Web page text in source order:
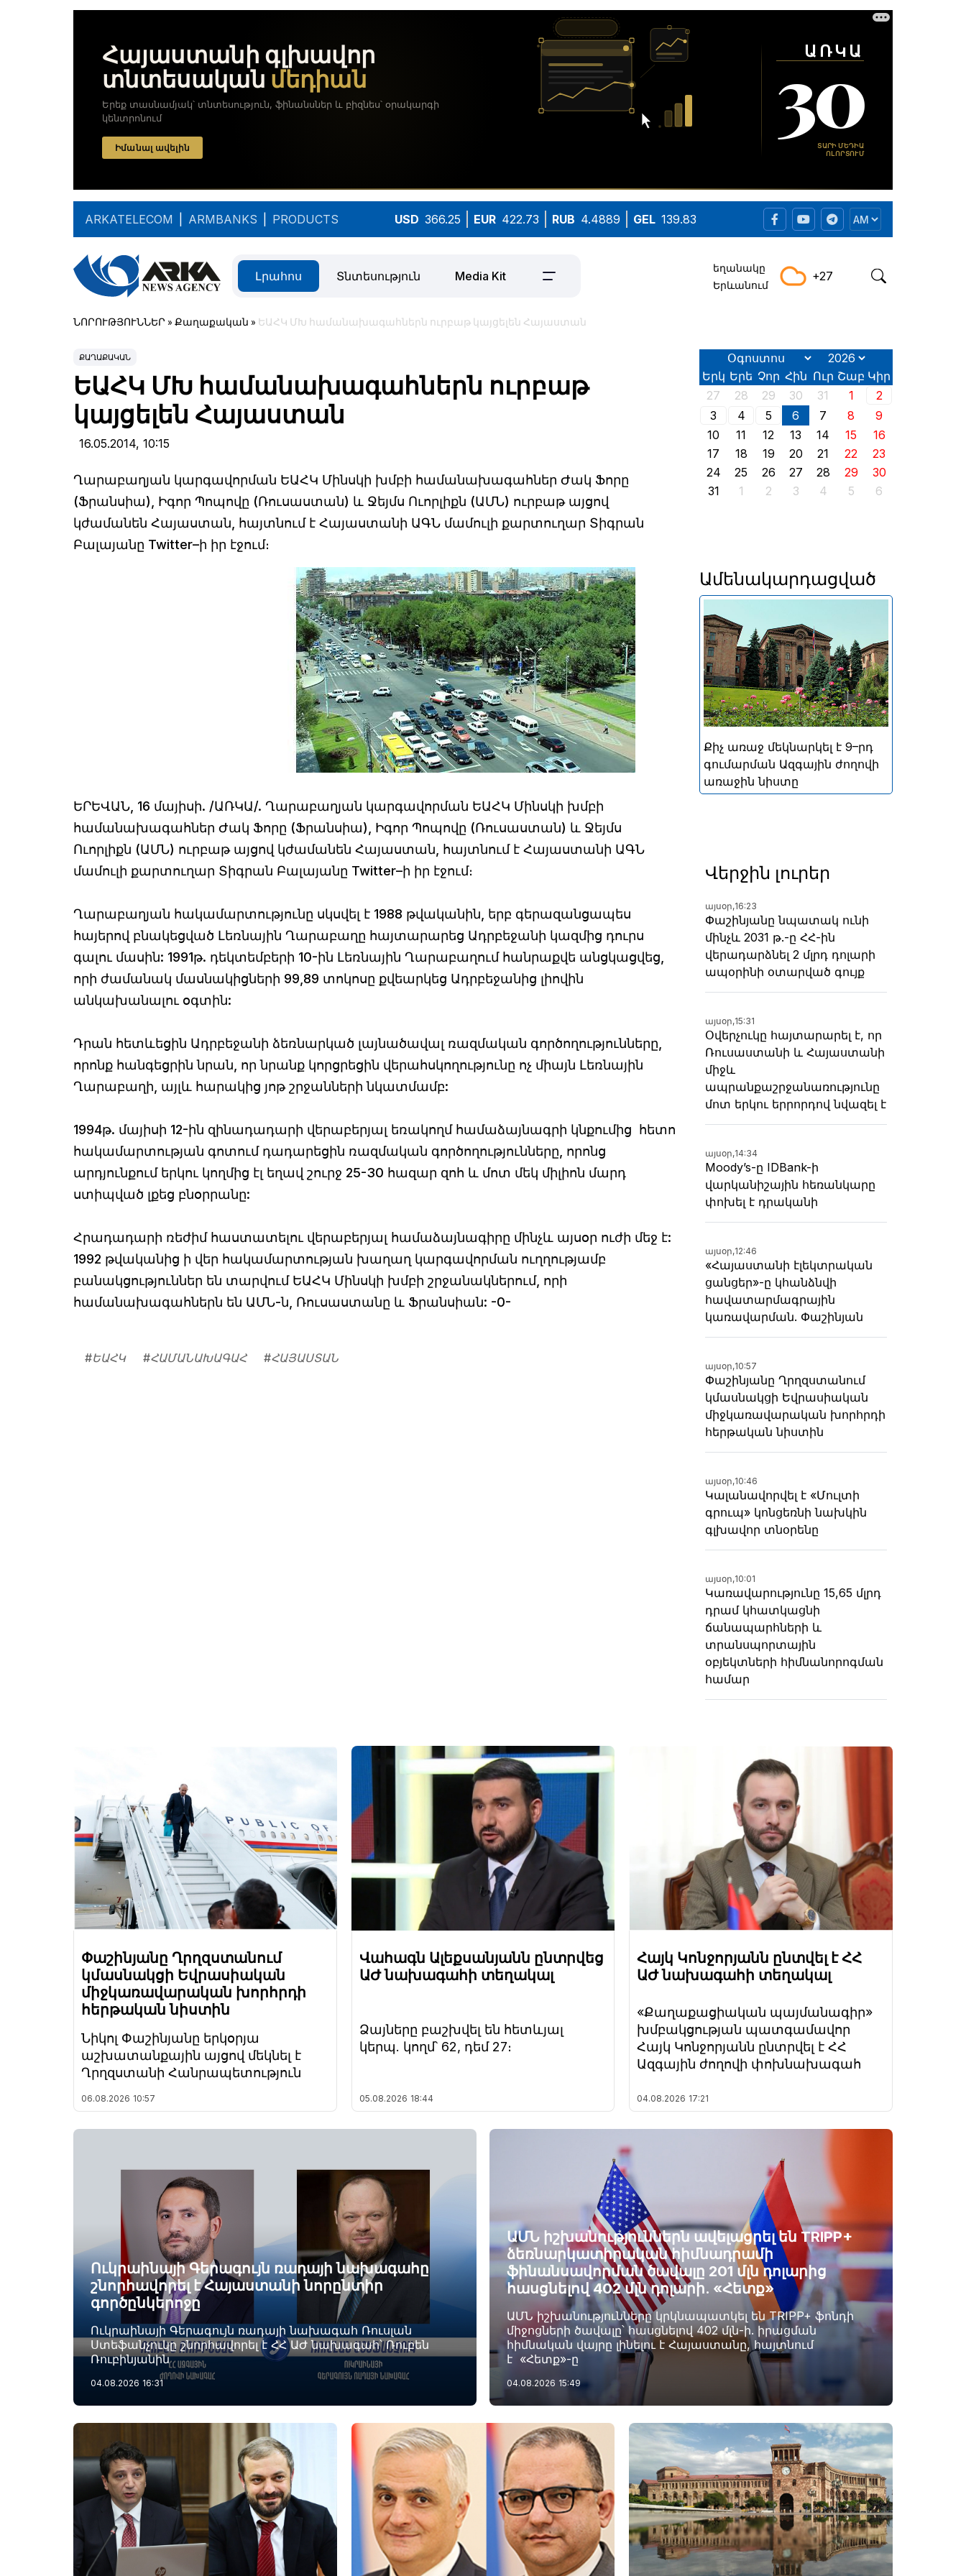
ARKATELECOM ARMBANKS PRODUCTS USD 366.25 EUR 422.73 RUB 4.4889 GEL 139.83
Լրահոս Տնտեսություն Media Kit
եղանակը
Երևանում
+27
ՆՈՐՈՒԹՅՈՒՆՆԵՐ » Քաղաքական » ԵԱՀԿ ՄԽ համանախագահներն ուրբաթ կայցելեն Հայաստան
ՔԱՂԱՔԱԿԱՆ
ԵԱՀԿ ՄԽ համանախագահներն ուրբաթ
կայցելեն Հայաստան
16.05.2014, 10:15
Ղարաբաղյան կարգավորման ԵԱՀԿ Մինսկի խմբի համանախագահներ Ժակ Ֆորը
(Ֆրանսիա), Իգոր Պոպովը (Ռուսաստան) և Ջեյմս Ուորլիքն (ԱՄՆ) ուրբաթ այցով
կժամանեն Հայաստան, հայտնում է Հայաստանի ԱԳՆ մամուլի քարտուղար Տիգրան
Բալայանը Twitter–ի իր էջում։
ԵՐԵՎԱՆ, 16 մայիսի. /ԱՌԿԱ/. Ղարաբաղյան կարգավորման ԵԱՀԿ Մինսկի խմբի
համանախագահներ Ժակ Ֆորը (Ֆրանսիա), Իգոր Պոպովը (Ռուսաստան) և Ջեյմս
Ուորլիքն (ԱՄՆ) ուրբաթ այցով կժամանեն Հայաստան, հայտնում է Հայաստանի ԱԳՆ
մամուլի քարտուղար Տիգրան Բալայանը Twitter–ի իր էջում։
Ղարաբաղյան հակամարտությունը սկսվել է 1988 թվականին, երբ գերազանցապես
հայերով բնակեցված Լեռնային Ղարաբաղը հայտարարեց Ադրբեջանի կազմից դուրս
գալու մասին: 1991թ. դեկտեմբերի 10-ին Լեռնային Ղարաբաղում հանրաքվե անցկացվեց,
որի ժամանակ մասնակիցների 99,89 տոկոսը քվեարկեց Ադրբեջանից լիովին
անկախանալու օգտին:
Դրան հետևեցին Ադրբեջանի ձեռնարկած լայնածավալ ռազմական գործողությունները,
որոնք հանգեցրին նրան, որ նրանք կորցրեցին վերահսկողությունը ոչ միայն Լեռնային
Ղարաբաղի, այլև հարակից յոթ շրջանների նկատմամբ:
1994թ. մայիսի 12-ին զինադադարի վերաբերյալ եռակողմ համաձայնագրի կնքումից հետո
հակամարտության գոտում դադարեցին ռազմական գործողությունները, որոնց
արդյունքում երկու կողմից էլ եղավ շուրջ 25-30 հազար զոհ և մոտ մեկ միլիոն մարդ
ստիպված լքեց բնօրրանը:
Հրադադարի ռեժիմ հաստատելու վերաբերյալ համաձայնագիրը մինչև այսօր ուժի մեջ է:
1992 թվականից ի վեր հակամարտության խաղաղ կարգավորման ուղղությամբ
բանակցություններ են տարվում ԵԱՀԿ Մինսկի խմբի շրջանակներում, որի
համանախագահներն են ԱՄՆ-ն, Ռուսաստանը և Ֆրանսիան: -0-
#ԵԱՀԿ #ՀԱՄԱՆԱԽԱԳԱՀ #ՀԱՅԱՍՏԱՆ
Երկ Երե Չոր Հին Ուր Շաբ Կիր
27
28 29 30 31 1
2
3
4 5 6 7 8
9
10
11 12 13 14 15
16
17
18 19 20 21 22
23
24
25 26 27 28 29
30
31
1 2 3 4 5 6
Ամենակարդացված
2-ին, իր աշխատանքն է սկսել
2026 թվականի հունիսի 7-ին
կայացած հերթական
խորհրդարանական
ընտրությունների
արդյունքներով ձևավորված
Հայաստանի 9-րդ գումարման
Ազգային ժողովի առաջին
նիստը
Քիչ առաջ մեկնարկել է 9–րդ
գումարման Ազգային ժողովի
առաջին նիստը
Վերջին լուրեր
այսօր,16:23
Փաշինյանը նպատակ ունի
մինչև 2031 թ.-ը ՀՀ-ին
վերադարձնել 2 մլրդ դոլարի
ապօրինի օտարված գույք
այսօր,15:31
Օվերչուկը հայտարարել է, որ
Ռուսաստանի և Հայաստանի
միջև
ապրանքաշրջանառությունը
մոտ երկու երրորդով նվազել է
այսօր,14:34
Moody’s-ը IDBank-ի
վարկանիշային հեռանկարը
փոխել է դրականի
այսօր,12:46
«Հայաստանի էլեկտրական
ցանցեր»-ը կհանձնվի
հավատարմագրային
կառավարման. Փաշինյան
այսօր,10:57
Փաշինյանը Ղրղզստանում
կմասնակցի Եվրասիական
միջկառավարական խորհրդի
հերթական նիստին
այսօր,10:46
Կալանավորվել է «Մուլտի
գրուպ» կոնցեռնի նախկին
գլխավոր տնօրենը
այսօր,10:01
Կառավարությունը 15,65 մլրդ
դրամ կհատկացնի
ճանապարհների և
տրանսպորտային
օբյեկտների հիմնանորոգման
համար
Փաշինյանը Ղրղզստանում
կմասնակցի Եվրասիական
միջկառավարական խորհրդի
հերթական նիստին
Նիկոլ Փաշինյանը երկօրյա
աշխատանքային այցով մեկնել է
Ղրղզստանի Հանրապետություն
06.08.2026 10:57
Վահագն Ալեքսանյանն ընտրվեց
ԱԺ նախագահի տեղակալ
Ձայները բաշխվել են հետևյալ
կերպ. կողմ՝ 62, դեմ 27։
05.08.2026 18:44
Հայկ Կոնջորյանն ընտվել է ՀՀ
ԱԺ նախագահի տեղակալ
«Քաղաքացիական պայմանագիր»
խմբակցության պատգամավոր
Հայկ Կոնջորյանն ընտրվել է ՀՀ
Ազգային ժողովի փոխնախագահ
04.08.2026 17:21
Ուկրաինայի Գերագույն ռադայի նախագահը
շնորհավորել է Հայաստանի նորընտիր
գործընկերոջը
Ուկրաինայի Գերագույն ռադայի նախագահ Ռուսլան
Ստեֆանչուկը շնորհավորել է ՀՀ ԱԺ նախագահ՝ Ռուբեն
Ռուբինյանին
04.08.2026 16:31
ԱՄՆ իշխանություններն ավելացրել են TRIPP+
ձեռնարկատիրական հիմնադրամի
ֆինանսավորման ծավալը 201 մլն դոլարից
հասցնելով 402 մլն դոլարի. «Հետք»
ԱՄՆ իշխանությունները կրկնապատկել են TRIPP+ ֆոնդի
միջոցների ծավալը՝ հասցնելով 402 մլն-ի. իրացման
հիմնական վայրը լինելու է Հայաստանը, հայտնում
է «Հետք»-ը
04.08.2026 15:49